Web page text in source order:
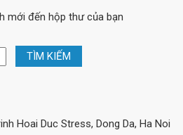
mới đến hộp thư của bạn
Hoai Duc Stress, Dong Da, Ha Noi